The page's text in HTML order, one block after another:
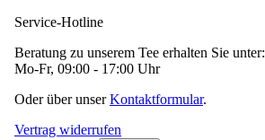
Service-Hotline
Beratung zu unserem Tee erhalten Sie unter:
Mo-Fr, 09:00 - 17:00 Uhr
Oder über unserKontaktformular.
Vertrag widerrufen